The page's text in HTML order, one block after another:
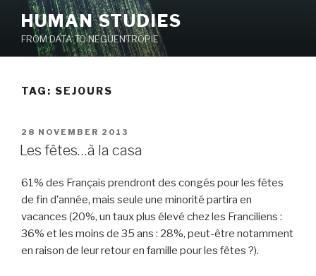
content
HUMAN STUDIES
FROM DATA TO NEGUENTROPIE
TAG: SEJOURS
POSTED
ON
28 NOVEMBER 2013
Les fêtes…à la casa
61% des Français prendront des congés pour les fêtes
de fin d’année, mais seule une minorité partira en
vacances (20%, un taux plus élevé chez les Franciliens :
36% et les moins de 35 ans : 28%, peut-être notamment
en raison de leur retour en famille pour les fêtes ?).